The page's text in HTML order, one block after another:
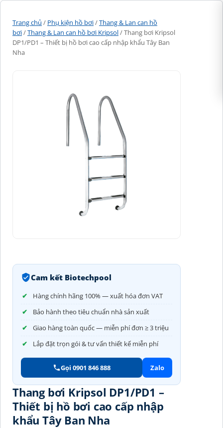
Trang chủ / Phụ kiện hồ bơi/Thang & Lan can hồ
bơi/Thang & Lan can hồ bơi Kripsol/ Thang bơi Kripsol
DP1/PD1 – Thiết bị hồ bơi cao cấp nhập khẩu Tây Ban
Nha
Cam kết Biotechpool
Hàng chính hãng 100% — xuất hóa đơn VAT
Bảo hành theo tiêu chuẩn nhà sản xuất
Giao hàng toàn quốc — miễn phí đơn ≥ 3 triệu
Lắp đặt trọn gói & tư vấn thiết kế miễn phí
Gọi 0901 846 888 Zalo
Thang bơi Kripsol DP1/PD1 –
Thiết bị hồ bơi cao cấp nhập
khẩu Tây Ban Nha